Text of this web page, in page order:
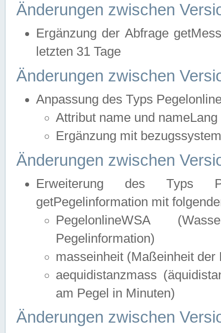
Änderungen zwischen
Ergänzung der Abfrage
letzten 31 Tage
Änderungen zwischen
Anpassung des Typs
Attribut name und
Ergänzung mit
Änderungen zwischen
Erweiterung des Typs
getPegelinformation mit
PegelonlineWSA
Pegelinformation)
masseinheit (Maßeinheit der
aequidistanzmass
am Pegel in Minuten)
Änderungen zwischen